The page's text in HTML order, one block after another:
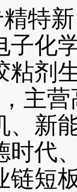
特
子化
粘剂
主
、新
时代
链短